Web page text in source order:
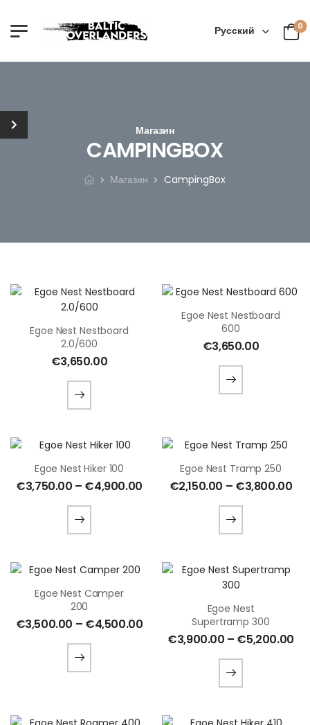
Русский 0
Магазин
CAMPINGBOX
Магазин CampingBox
Egoe Nest Nestboard
2.0/600
€3,650.00
Egoe Nest Nestboard
600
€3,650.00
Egoe Nest Hiker 100
€3,750.00 – €4,900.00
Egoe Nest Tramp 250
€2,150.00 – €3,800.00
Egoe Nest Camper
200
€3,500.00 – €4,500.00
Egoe Nest
Supertramp 300
€3,900.00 – €5,200.00